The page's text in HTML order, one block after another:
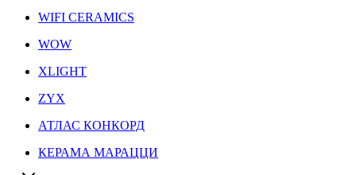
WIFI CERAMICS
WOW
XLIGHT
ZYX
АТЛАС КОНКОРД
КЕРАМА МАРАЦЦИ